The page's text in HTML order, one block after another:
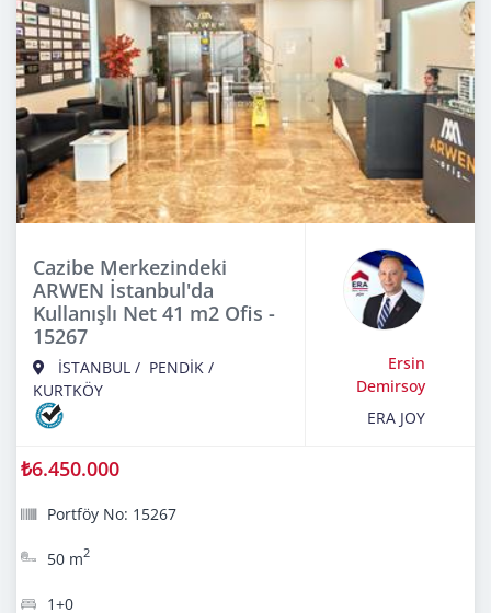
Cazibe Merkezindeki
ARWEN İstanbul'da
Kullanışlı Net 41 m2 Ofis -
15267
İSTANBUL / PENDİK /
KURTKÖY
Ersin
Demirsoy
ERA JOY
₺6.450.000
Portföy No: 15267
50 m2
1+0